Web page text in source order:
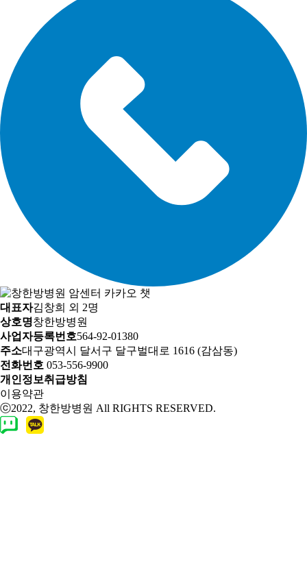
대표자김창희 외 2명
상호명창한방병원
사업자등록번호564-92-01380
주소대구광역시 달서구 달구벌대로 1616 (감삼동)
전화번호 053-556-9900
개인정보취급방침
이용약관
ⓒ2022, 창한방병원 All RIGHTS RESERVED.